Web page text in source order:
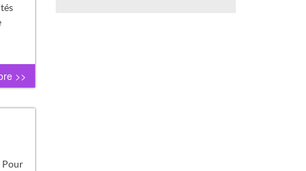
>>
Pour